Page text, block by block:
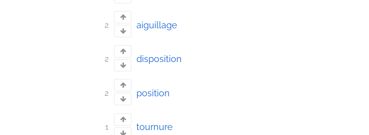
2 aiguillage
2 disposition
2 position
1 tournure